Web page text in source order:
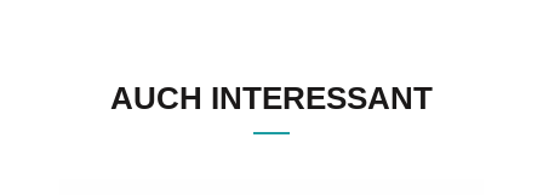
AUCH INTERESSANT